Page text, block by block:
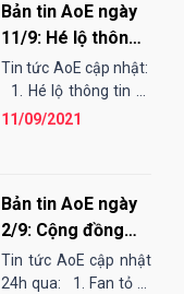
Bản tin AoE ngày
11/9: Hé lộ thông
tin về giải đấu lớn
cuối tháng 9
Tin tức AoE cập nhật:
1. Hé lộ thông tin về
giải đấu tháng 9 Theo
11/09/2021
Bản tin AoE ngày
2/9: Cộng đồng
AoE Việt Nam đón
ngày Quốc khánh
Tin tức AoE cập nhật
24h qua: 1. Fan tỏ ra